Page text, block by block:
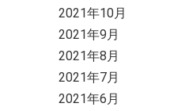
2021年10月
2021年9月
2021年8月
2021年7月
2021年6月